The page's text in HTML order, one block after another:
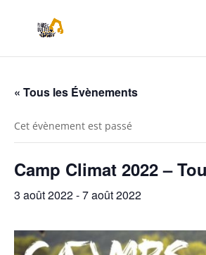
« Tous les Évènements
Cet évènement est passé
Camp Climat 2022 –
3 août 2022-7 août 2022